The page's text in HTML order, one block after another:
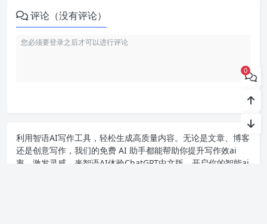
评论（没有评论）
利用智语AI写作工具，轻松生成高质量内容。无论是文章、博客
还是创意写作，我们的免费 AI 助手都能帮助你提升写作效ai
率，激发灵感。来智语AI体验ChatGPT中文版 ，开启你的智能ai
0